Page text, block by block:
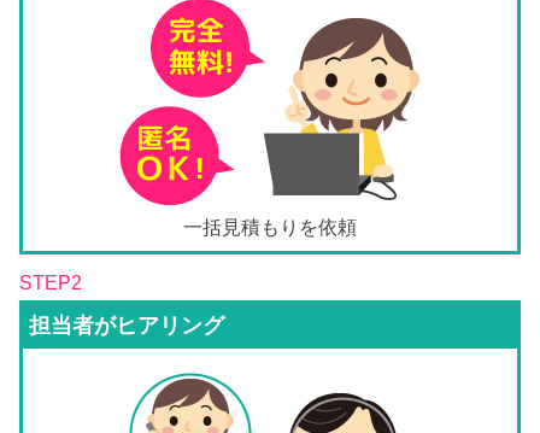
一括見積もりを依頼
STEP2
担当者がヒアリング